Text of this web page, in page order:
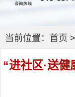
当前位置： 首页 >
“进社区·送